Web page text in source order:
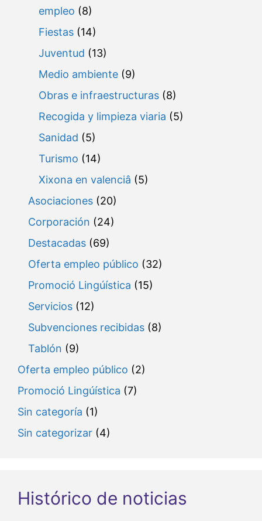
empleo (8)
Fiestas (14)
Juventud (13)
Medio ambiente (9)
Obras e infraestructuras (8)
Recogida y limpieza viaria (5)
Sanidad (5)
Turismo (14)
Xixona en valenciâ (5)
Asociaciones (20)
Corporación (24)
Destacadas (69)
Oferta empleo público (32)
Promoció Lingúística (15)
Servicios (12)
Subvenciones recibidas (8)
Tablón (9)
Oferta empleo público (2)
Promoció Lingúística (7)
Sin categoría (1)
Sin categorizar (4)
Histórico de noticias